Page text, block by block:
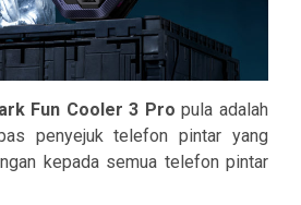
Fun Cooler 3 Pro pula adalah
penyejuk telefon pintar yang
kepada semua telefon pintar